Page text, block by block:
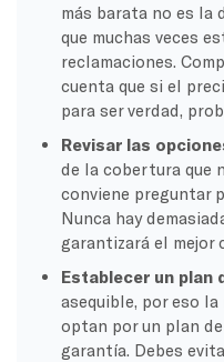
más barata no es la
que muchas veces
reclamaciones.
cuenta que si el
para ser verdad,
Revisar las
de la cobertura que
conviene preguntar
Nunca hay
garantizará el
Establecer un plan
asequible, por eso
optan por un plan
garantía. Debes